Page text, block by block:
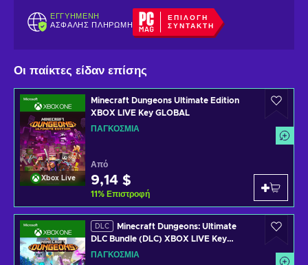
ΕΓΓΥΗΜΈΝΗ
ΑΣΦΑΛΉΣ ΠΛΗΡΩΜΉ
ΕΠΙΛΟΓΉ
ΣΥΝΤΆΚΤΗ
Οι παίκτες είδαν επίσης
Xbox Live
Minecraft Dungeons Ultimate Edition
XBOX LIVE Key GLOBAL
ΠΑΓΚΌΣΜΙΑ
Από
9,14 $
11% Επιστροφή
DLC
Minecraft Dungeons: Ultimate
DLC Bundle (DLC) XBOX LIVE Key
GLOBAL
ΠΑΓΚΌΣΜΙΑ